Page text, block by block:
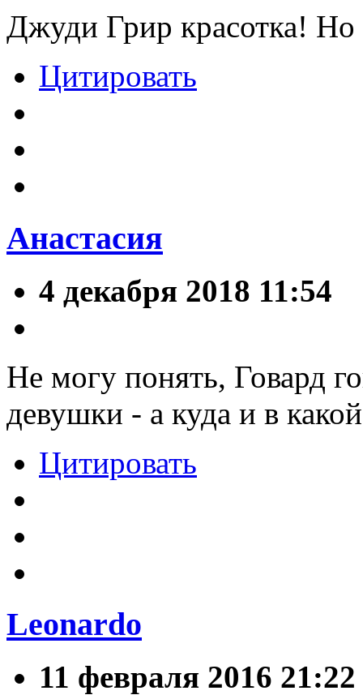
Джуди Грир красотка! Но
Цитировать
Анастасия
4 декабря 2018 11:54
Не могу понять, Говард
девушки - а куда и в
Цитировать
Leonardo
11 февраля 2016 21:22